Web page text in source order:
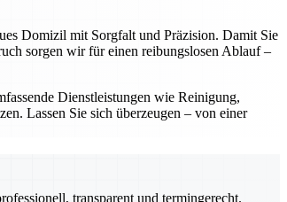
Domizil mit Sorgfalt und Präzision. Damit Sie
sorgen wir für einen reibungslosen Ablauf –
Dienstleistungen wie Reinigung,
Lassen Sie sich überzeugen – von einer
transparent und termingerecht.